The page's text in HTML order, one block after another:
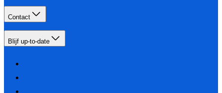
Contact
Blijf up-to-date